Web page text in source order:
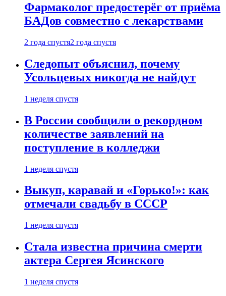
Фармаколог предостерёг от приёма
БАДов совместно с лекарствами
2 года спустя2 года спустя
Следопыт объяснил, почему
Усольцевых никогда не найдут
1 неделя спустя
В России сообщили о рекордном
количестве заявлений на
поступление в колледжи
1 неделя спустя
Выкуп, каравай и «Горько!»: как
отмечали свадьбу в СССР
1 неделя спустя
Стала известна причина смерти
актера Сергея Ясинского
1 неделя спустя